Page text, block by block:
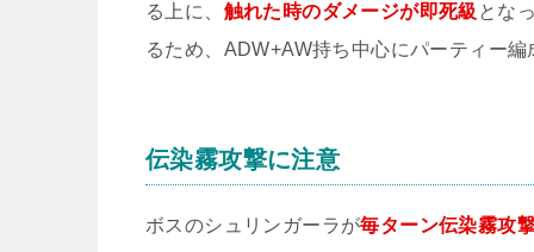
る上に、 触れた時のダメージが即死級 とな
るため、ADW+AW持ち中心にパーティー
伝染霧攻撃に注意
ボスのシュリンガーラが毎ターン伝染霧攻